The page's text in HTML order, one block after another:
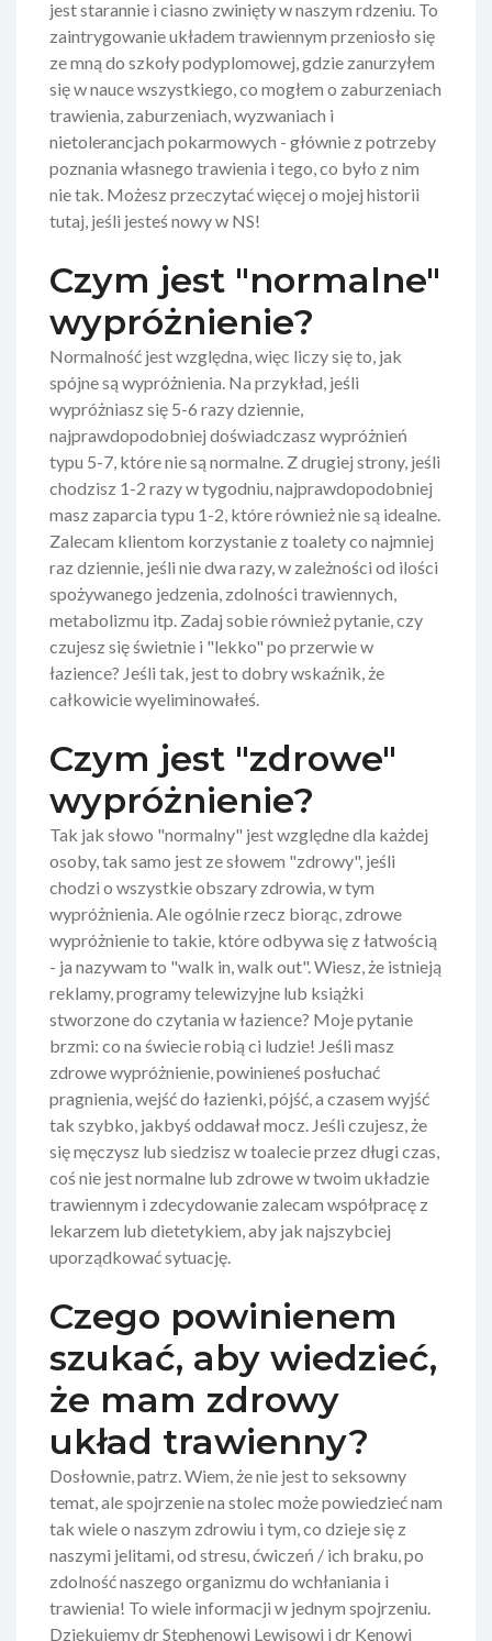
jest starannie i ciasno zwinięty w naszym rdzeniu. To
zaintrygowanie układem trawiennym przeniosło się
ze mną do szkoły podyplomowej, gdzie zanurzyłem
się w nauce wszystkiego, co mogłem o zaburzeniach
trawienia, zaburzeniach, wyzwaniach i
nietolerancjach pokarmowych - głównie z potrzeby
poznania własnego trawienia i tego, co było z nim
nie tak. Możesz przeczytać więcej o mojej historii
tutaj, jeśli jesteś nowy w NS!
Czym jest "normalne"
wypróżnienie?
Normalność jest względna, więc liczy się to, jak
spójne są wypróżnienia. Na przykład, jeśli
wypróżniasz się 5-6 razy dziennie,
najprawdopodobniej doświadczasz wypróżnień
typu 5-7, które nie są normalne. Z drugiej strony, jeśli
chodzisz 1-2 razy w tygodniu, najprawdopodobniej
masz zaparcia typu 1-2, które również nie są idealne.
Zalecam klientom korzystanie z toalety co najmniej
raz dziennie, jeśli nie dwa razy, w zależności od ilości
spożywanego jedzenia, zdolności trawiennych,
metabolizmu itp. Zadaj sobie również pytanie, czy
czujesz się świetnie i "lekko" po przerwie w
łazience? Jeśli tak, jest to dobry wskaźnik, że
całkowicie wyeliminowałeś.
Czym jest "zdrowe"
wypróżnienie?
Tak jak słowo "normalny" jest względne dla każdej
osoby, tak samo jest ze słowem "zdrowy", jeśli
chodzi o wszystkie obszary zdrowia, w tym
wypróżnienia. Ale ogólnie rzecz biorąc, zdrowe
wypróżnienie to takie, które odbywa się z łatwością
- ja nazywam to "walk in, walk out". Wiesz, że istnieją
reklamy, programy telewizyjne lub książki
stworzone do czytania w łazience? Moje pytanie
brzmi: co na świecie robią ci ludzie! Jeśli masz
zdrowe wypróżnienie, powinieneś posłuchać
pragnienia, wejść do łazienki, pójść, a czasem wyjść
tak szybko, jakbyś oddawał mocz. Jeśli czujesz, że
się męczysz lub siedzisz w toalecie przez długi czas,
coś nie jest normalne lub zdrowe w twoim układzie
trawiennym i zdecydowanie zalecam współpracę z
lekarzem lub dietetykiem, aby jak najszybciej
uporządkować sytuację.
Czego powinienem
szukać, aby wiedzieć,
że mam zdrowy
układ trawienny?
Dosłownie, patrz. Wiem, że nie jest to seksowny
temat, ale spojrzenie na stolec może powiedzieć nam
tak wiele o naszym zdrowiu i tym, co dzieje się z
naszymi jelitami, od stresu, ćwiczeń / ich braku, po
zdolność naszego organizmu do wchłaniania i
trawienia! To wiele informacji w jednym spojrzeniu.
Dziękujemy dr Stephenowi Lewisowi i dr Kenowi